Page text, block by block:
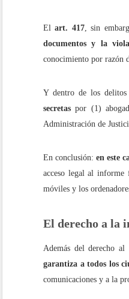
Elart. 417, sin
documentos y la
conocimiento por razón
Y dentro de los
secretas por (1)
Administración de
En conclusión: en este
acceso legal al informe
móviles y los
El derecho a la
Además del derecho
garantiza a todos los
comunicaciones y a la
2022.05.06 Siete
2022.05.27 Mes
junio
2022.06.03
2022.06.10
2022.06.17
2022.06.24 Este